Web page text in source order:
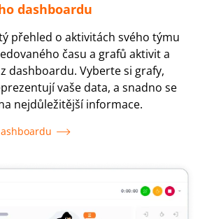
dashboardu
přehled o aktivitách svého týmu
času a grafů aktivit a
dashboardu. Vyberte si grafy,
vaše data, a snadno se
nejdůležitější informace.